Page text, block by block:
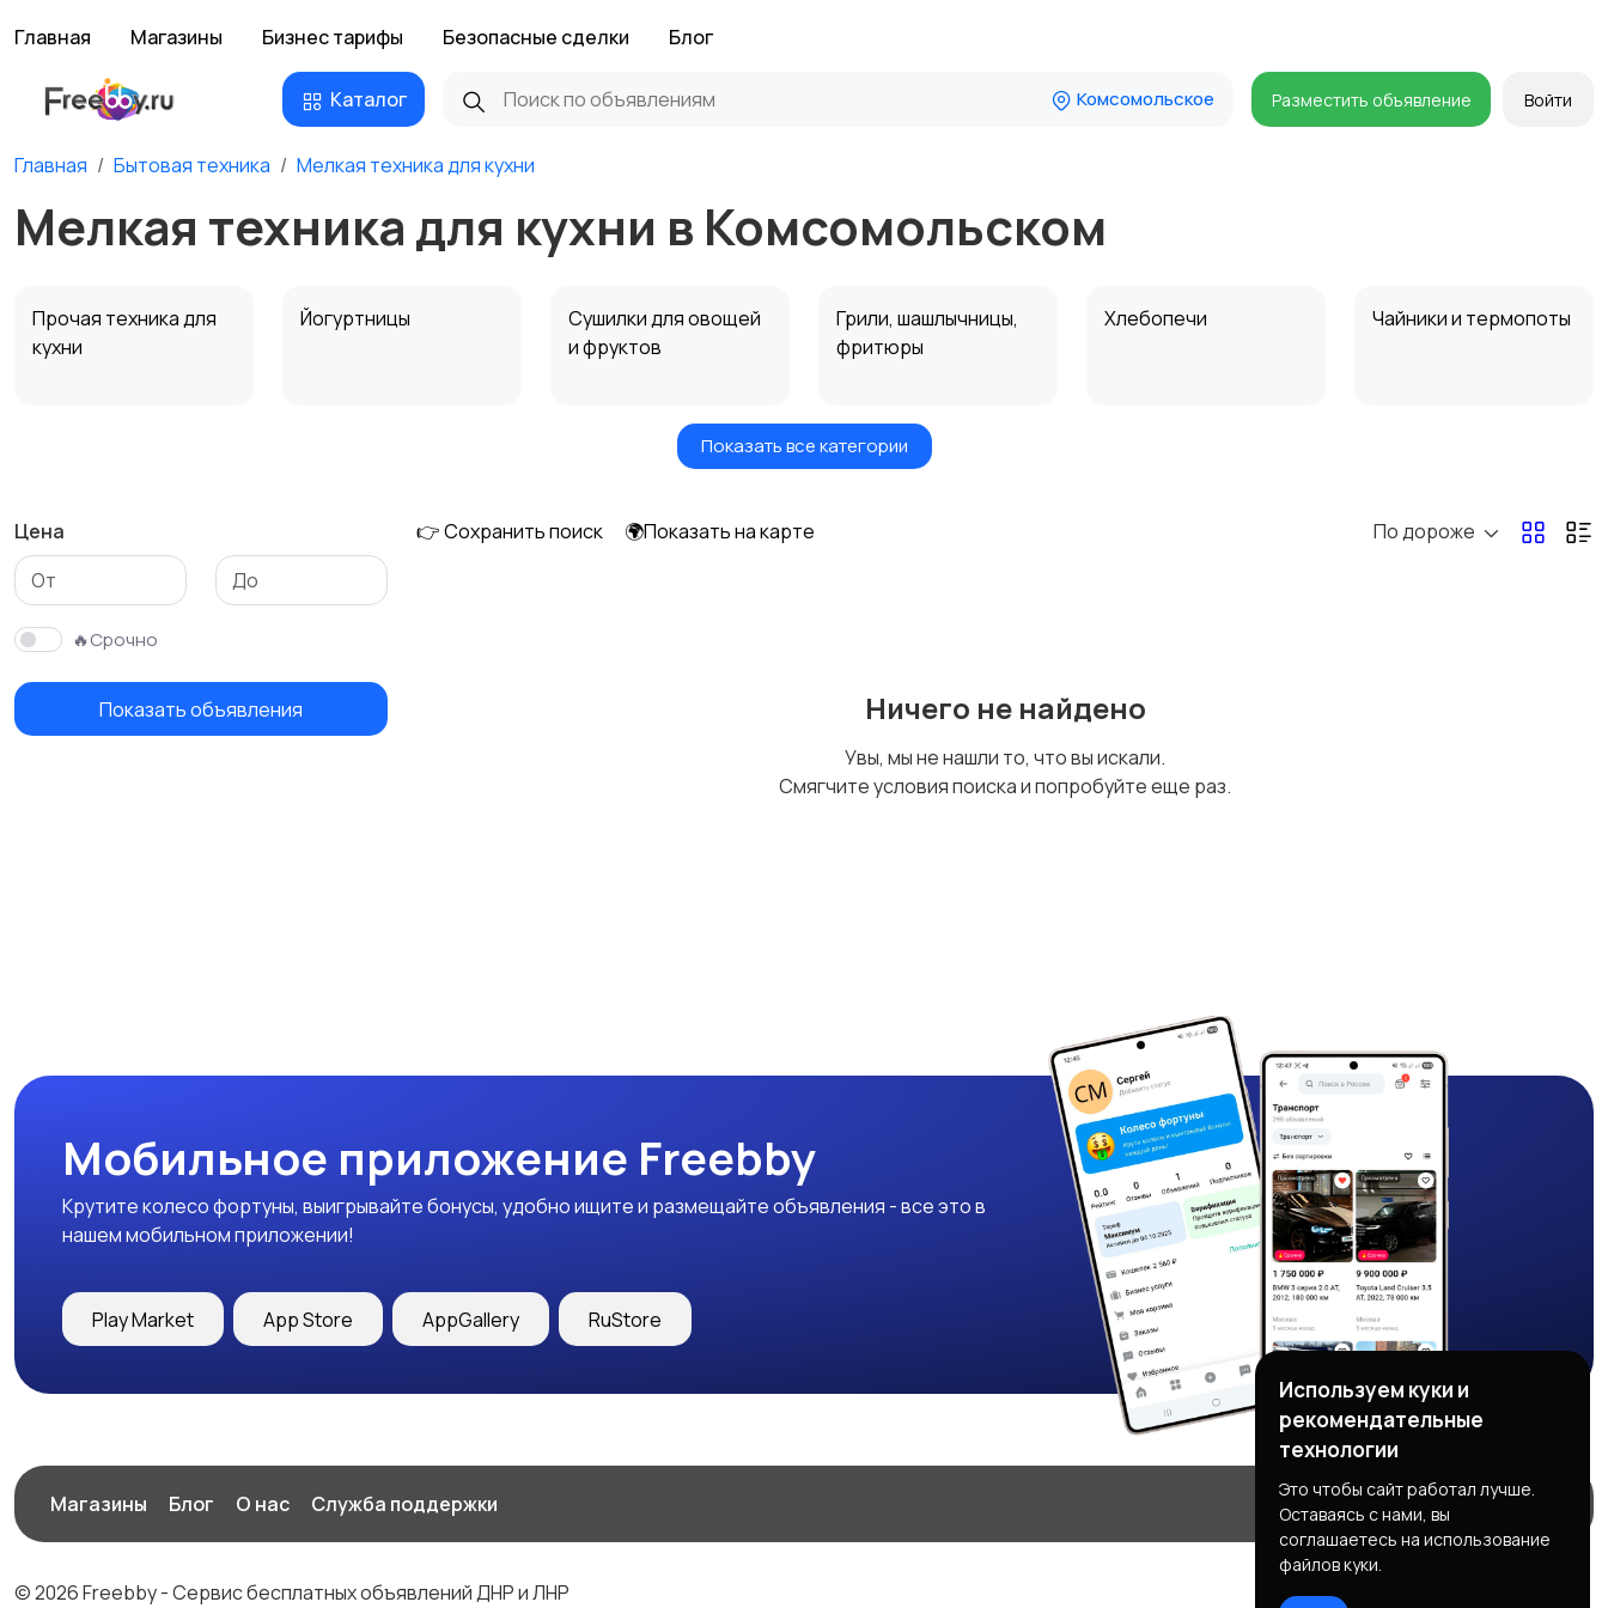
Главная Магазины Бизнес тарифы Безопасные сделки Блог
Каталог Комсомольское Разместить объявление Войти
Главная Бытовая техника Мелкая техника для кухни
Мелкая техника для кухни в Комсомольском
Прочая техника для
кухни
Йогуртницы
Сушилки для овощей
и фруктов
Грили, шашлычницы,
фритюры
Хлебопечи Чайники и термопоты
Мультиварки и
Кухонные весы
Бутербродницы,
сэндвичницы,
тостеры
Кухонные комбайны,
Показать все категории
Цена
🔥Срочно
Показать объявления
👉 Сохранить поиск 🌍Показать на карте По дороже
Ничего не найдено
Увы, мы не нашли то, что вы искали.
Смягчите условия поиска и попробуйте еще раз.
Мобильное приложение Freebby
Крутите колесо фортуны, выигрывайте бонусы, удобно ищите и размещайте объявления - все это в
нашем мобильном приложении!
Play Market App Store AppGallery RuStore
Магазины Блог О нас Служба поддержки
© 2026 Freebby - Сервис бесплатных объявлений ДНР и ЛНР
Используем куки и
рекомендательные
технологии
Это чтобы сайт работал лучше.
Оставаясь с нами, вы
соглашаетесь на использование
файлов куки.